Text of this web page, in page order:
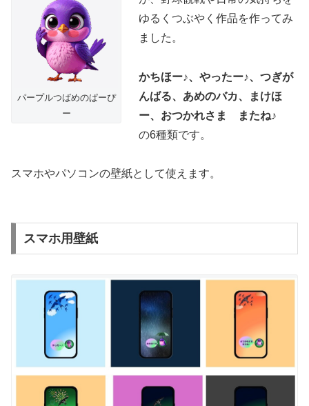
パープルつばめのぱーぴ
ー
ゆるくつぶやく作品を作ってみ
ました。
かちほー♪、やったー♪、つぎが
んばる、あめのバカ、まけほ
ー、おつかれさま またね♪
の6種類です。
スマホやパソコンの壁紙として使えます。
スマホ用壁紙